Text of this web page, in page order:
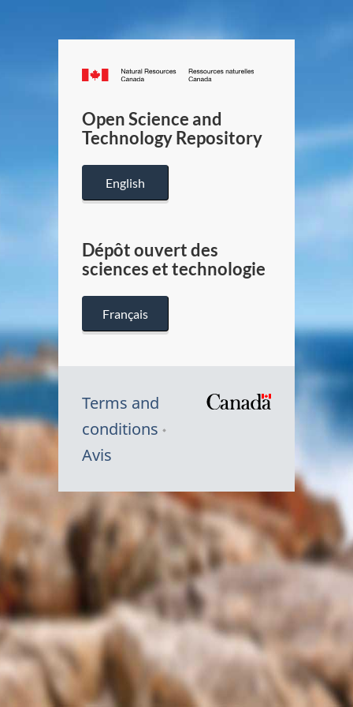
Canada.ca
/
Canada
Open Science and
Technology Repository
English
Dépôt ouvert des
sciences et technologie
Français
Terms and
conditions
Avis
Symbole
du
Canada